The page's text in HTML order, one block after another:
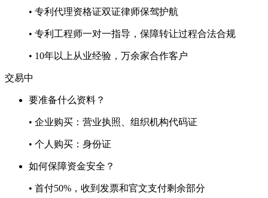
• 专利代理资格证双证律师保驾护航
• 专利工程师一对一指导，保障转让过程合法合规
• 10年以上从业经验，万余家合作客户
交易中
要准备什么资料？
• 企业购买：营业执照、组织机构代码证
• 个人购买：身份证
如何保障资金安全？
• 首付50%，收到发票和官文支付剩余部分